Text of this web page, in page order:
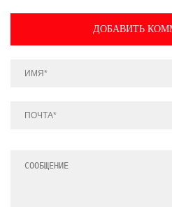
ДОБАВИТЬ